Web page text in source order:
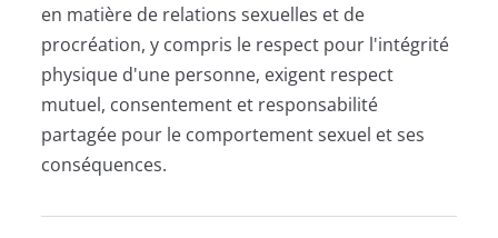
en matière de relations sexuelles et de
procréation, y compris le respect pour l'intégrité
physique d'une personne, exigent respect
mutuel, consentement et responsabilité
partagée pour le comportement sexuel et ses
conséquences.